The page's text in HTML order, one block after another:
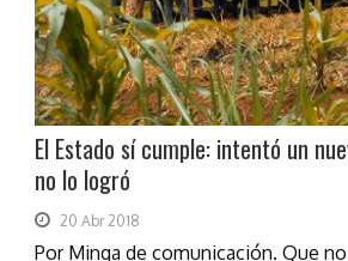
El Estado sí cumple: intentó un
no lo logró
20 Abr 2018
Por Minga de comunicación. Que